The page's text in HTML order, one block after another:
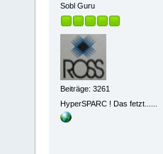
Sobl Guru
Beiträge: 3261
HyperSPARC ! Das fetzt......